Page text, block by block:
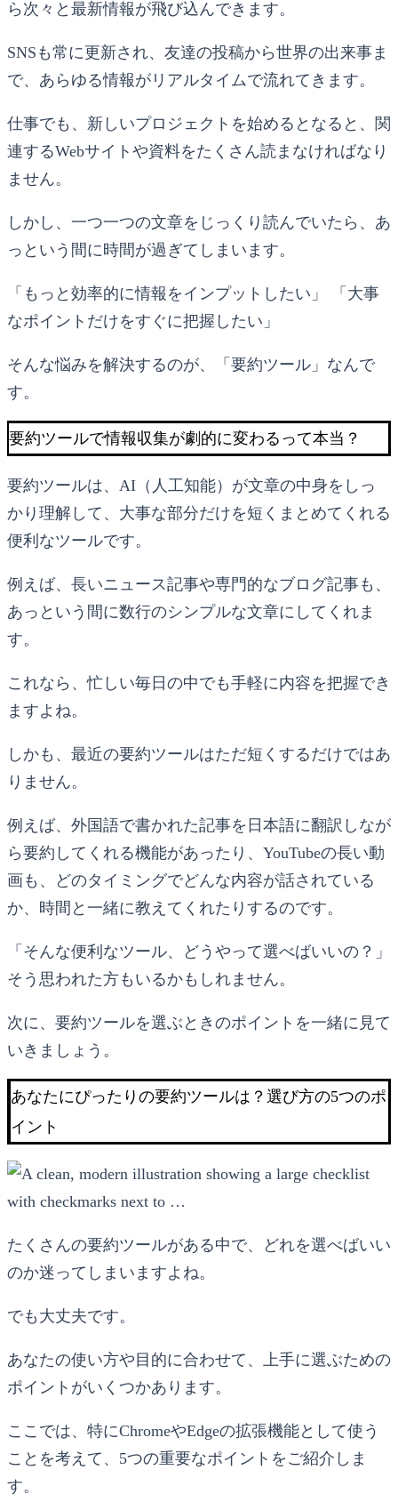
ら次々と最新情報が飛び込んできます。
SNSも常に更新され、友達の投稿から世界の出来事ま
で、あらゆる情報がリアルタイムで流れてきます。
仕事でも、新しいプロジェクトを始めるとなると、関
連するWebサイトや資料をたくさん読まなければなり
ません。
しかし、一つ一つの文章をじっくり読んでいたら、あ
っという間に時間が過ぎてしまいます。
「もっと効率的に情報をインプットしたい」 「大事
なポイントだけをすぐに把握したい」
そんな悩みを解決するのが、「要約ツール」なんで
す。
要約ツールで情報収集が劇的に変わるって本当？
要約ツールは、AI（人工知能）が文章の中身をしっ
かり理解して、大事な部分だけを短くまとめてくれる
便利なツールです。
例えば、長いニュース記事や専門的なブログ記事も、
あっという間に数行のシンプルな文章にしてくれま
す。
これなら、忙しい毎日の中でも手軽に内容を把握でき
ますよね。
しかも、最近の要約ツールはただ短くするだけではあ
りません。
例えば、外国語で書かれた記事を日本語に翻訳しなが
ら要約してくれる機能があったり、YouTubeの長い動
画も、どのタイミングでどんな内容が話されている
か、時間と一緒に教えてくれたりするのです。
「そんな便利なツール、どうやって選べばいいの？」
そう思われた方もいるかもしれません。
次に、要約ツールを選ぶときのポイントを一緒に見て
いきましょう。
あなたにぴったりの要約ツールは？選び方の5つのポ
イント
たくさんの要約ツールがある中で、どれを選べばいい
のか迷ってしまいますよね。
でも大丈夫です。
あなたの使い方や目的に合わせて、上手に選ぶための
ポイントがいくつかあります。
ここでは、特にChromeやEdgeの拡張機能として使う
ことを考えて、5つの重要なポイントをご紹介しま
す。